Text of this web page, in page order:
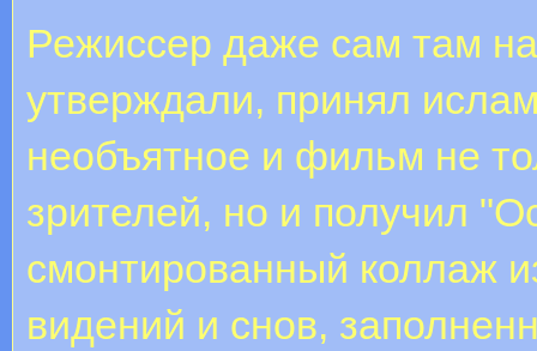
Режиссер даже сам там
утверждали, принял
необъятное и фильм не
зрителей, но и получил
смонтированный коллаж
видений и снов,